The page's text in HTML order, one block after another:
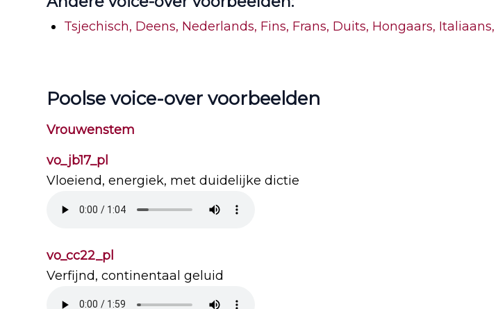
Tsjechisch, Deens, Nederlands, Fins, Frans, Duits, Hongaars, Italiaans,
Poolse voice-over voorbeelden
Vrouwenstem
vo_jb17_pl
Vloeiend, energiek, met duidelijke dictie
vo_cc22_pl
Verfijnd, continentaal geluid